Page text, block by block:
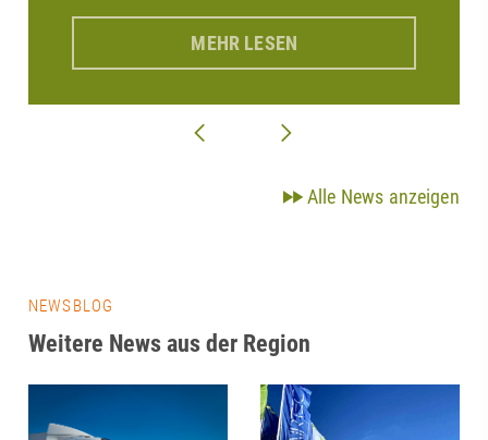
MEHR LESEN
Alle News anzeigen
NEWSBLOG
Weitere News aus der Region